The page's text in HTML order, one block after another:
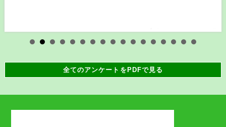
全てのアンケートをPDFで見る